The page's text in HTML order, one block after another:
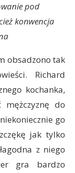
pod
konwencja
obsadzono tak
Richard
kochanka,
do
go
jak tylko
z niego
gra bardzo